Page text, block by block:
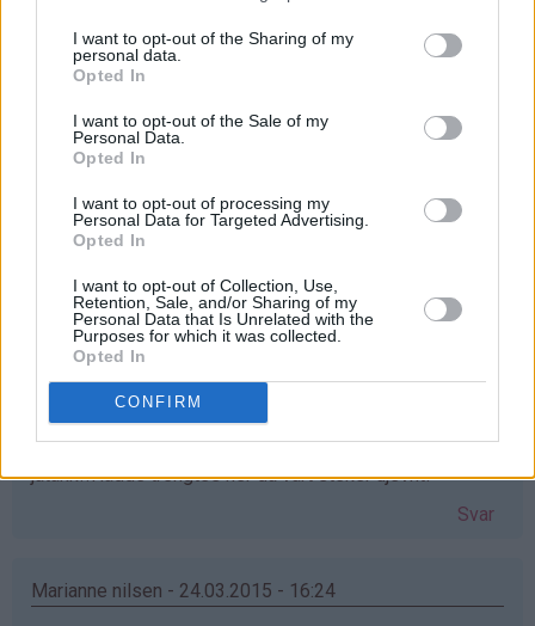
I want to opt-out of the Sharing of my
personal data.
Opted In
I want to opt-out of the Sale of my
Personal Data.
Opted In
I want to opt-out of processing my
Personal Data for Targeted Advertising.
Opted In
I want to opt-out of Collection, Use,
Retention, Sale, and/or Sharing of my
Personal Data that Is Unrelated with the
Purposes for which it was collected.
Opted In
CONFIRM
Iselin - 24.03.2015 - 16:19
Elsker vafler! greit med et nytt vaffeljern som erstatter
det gamle ødelagte :D Elsker bloggen!!
Skulle varit väldigt glad för ett våffeljärn!!
Gunn-Mari - 24.03.2015 - 16:23
jatakk!!Hadde trengtes her da vårt steker ujevnt!
Svar
Marianne nilsen - 24.03.2015 - 16:24